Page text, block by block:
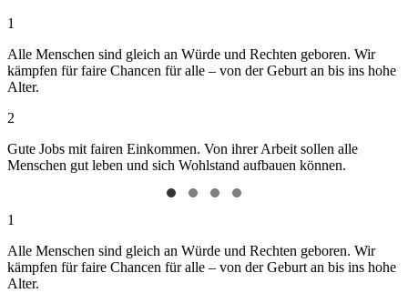
1
Alle Menschen sind gleich an Würde und Rechten geboren. Wir
kämpfen für faire Chancen für alle – von der Geburt an bis ins hohe
Alter.
2
Gute Jobs mit fairen Einkommen. Von ihrer Arbeit sollen alle
Menschen gut leben und sich Wohlstand aufbauen können.
1
Alle Menschen sind gleich an Würde und Rechten geboren. Wir
kämpfen für faire Chancen für alle – von der Geburt an bis ins hohe
Alter.